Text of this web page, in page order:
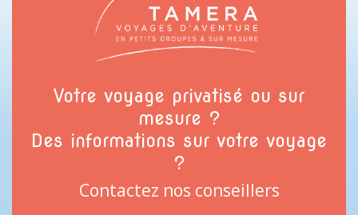
Votre voyage privatisé ou sur
mesure ?
Des informations sur votre voyage
?
Contactez nos conseillers